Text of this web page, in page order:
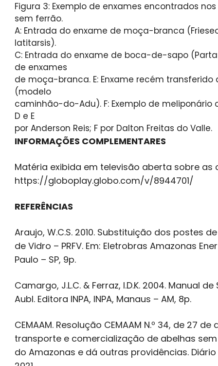
Figura 3: Exemplo de enxames encontrados
sem ferrão.
A: Entrada do enxame de moça-branca
latitarsis).
C: Entrada do enxame de boca-de-sapo
de enxames
de moça-branca. E: Enxame recém
(modelo
caminhão-do-Adu). F: Exemplo de meliponário
D e E
por Anderson Reis; F por Dalton Freitas do Valle.
INFORMAÇÕES COMPLEMENTARES
Matéria exibida em televisão aberta sobre
https://globoplay.globo.com/v/8944701/
REFERÊNCIAS
Araujo, W.C.S. 2010. Substituição dos postes
de Vidro – PRFV. Em: Eletrobras Amazonas
Paulo – SP, 9p.
Camargo, J.L.C. & Ferraz, I.D.K. 2004.
Aubl. Editora INPA, INPA, Manaus – AM, 8p.
CEMAAM. Resolução CEMAAM N.º 34, de 27
transporte e comercialização de abelhas
do Amazonas e dá outras providências.